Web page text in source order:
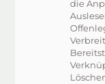
die